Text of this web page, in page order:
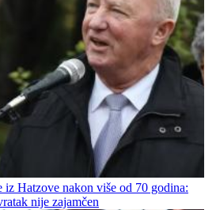
iz Hatzove nakon više od 70 godina:
nije zajamčen